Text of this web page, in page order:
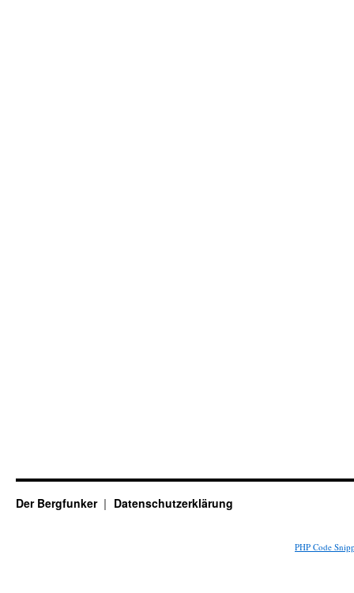
Der Bergfunker Datenschutzerklärung
PHP Code